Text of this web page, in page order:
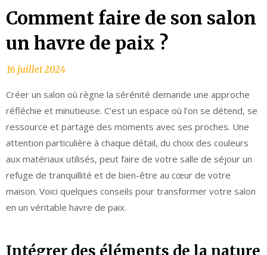
Comment faire de son salon
un havre de paix ?
Créer un salon où règne la sérénité demande une approche
réfléchie et minutieuse. C’est un espace où l’on se détend, se
ressource et partage des moments avec ses proches. Une
attention particulière à chaque détail, du choix des couleurs
aux matériaux utilisés, peut faire de votre salle de séjour un
refuge de tranquillité et de bien-être au cœur de votre
maison. Voici quelques conseils pour transformer votre salon
en un véritable havre de paix.
Intégrer des éléments de la nature